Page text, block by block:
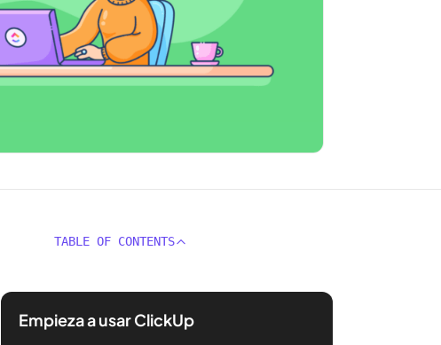
TABLE OF CONTENTS
Empieza a usar ClickUp